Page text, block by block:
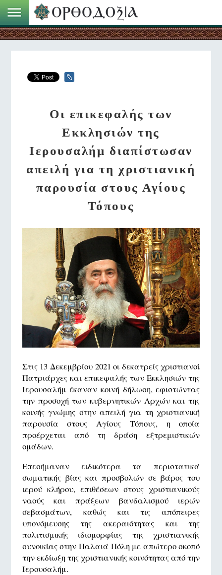
Οι επικεφαλής των
Εκκλησιών της
Ιερουσαλήμ διαπίστωσαν
απειλή για τη χριστιανική
παρουσία στους Αγίους
Τόπους
Στις 13 Δεκεμβρίου 2021 οι δεκατρείς χριστιανοί
Πατριάρχες και επικεφαλής των Εκκλησιών της
Ιερουσαλήμ έκαναν κοινή δήλωση, εφιστώντας
την προσοχή των κυβερνητικών Αρχών και της
κοινής γνώμης στην απειλή για τη χριστιανική
παρουσία στους Αγίους Τόπους, η οποία
προέρχεται από τη δράση εξτρεμιστικών
ομάδων.
Επεσήμαναν ειδικότερα τα περιστατικά
σωματικής βίας και προσβολών σε βάρος του
ιερού κλήρου, επιθέσεων στους χριστιανικούς
ναούς και πράξεων βανδαλισμού ιερών
σεβασμάτων, καθώς και τις απόπειρες
υπονόμευσης της ακεραιότητας και της
πολιτισμικής ιδιομορφίας της χριστιανικής
συνοικίας στην Παλαιά Πόλη με απώτερο σκοπό
την εκδίωξη της χριστιανικής κοινότητας από την
Ιερουσαλήμ.